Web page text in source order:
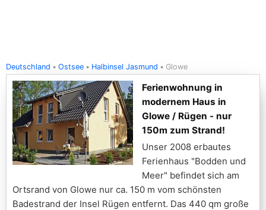
Deutschland Ostsee Halbinsel Jasmund Glowe
Ferienwohnung in
modernem Haus in
Glowe / Rügen - nur
150m zum Strand!
Unser 2008 erbautes
Ferienhaus "Bodden und
Meer" befindet sich am
Ortsrand von Glowe nur ca. 150 m vom schönsten
Badestrand der Insel Rügen entfernt. Das 440 qm große